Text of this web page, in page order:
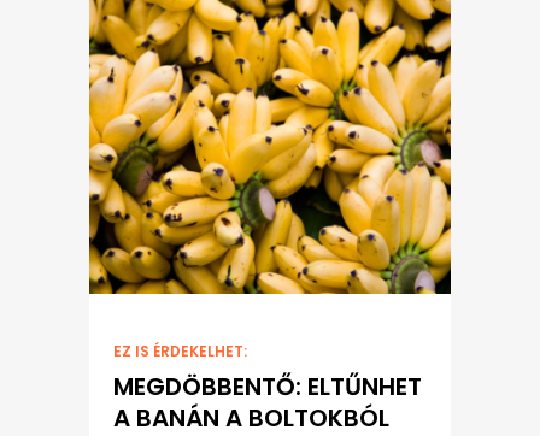
EZ IS ÉRDEKELHET:
MEGDÖBBENTŐ: ELTŰNHET
A BANÁN A BOLTOKBÓL